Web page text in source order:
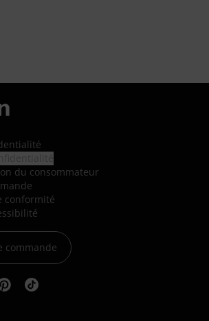
du consommateur
conformité
commande